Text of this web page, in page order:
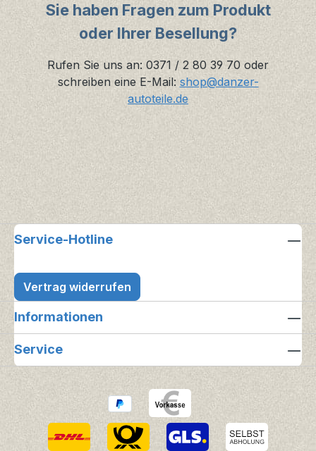
Sie haben Fragen zum Produkt
oder Ihrer Besellung?
Rufen Sie uns an: 0371 / 2 80 39 70 oder
schreiben eine E-Mail: shop@danzer-
autoteile.de
Service-Hotline
Vertrag widerrufen
Informationen
Service